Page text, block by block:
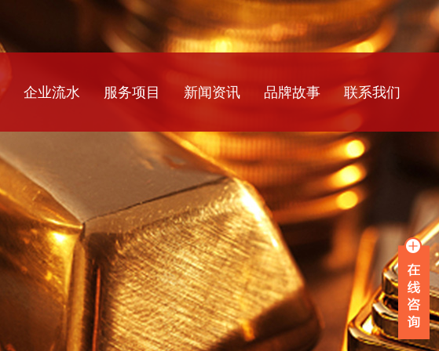
企业流水 服务项目
银行流水
薪资流水
企业流水
在职证明
离职证明
收入证明
新闻资讯
公司新闻
行业资讯
常见问题
品牌故事 联系我们